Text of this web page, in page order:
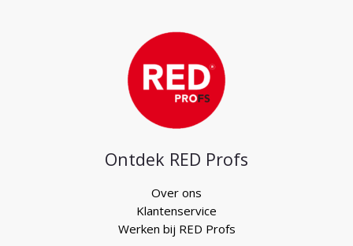
Ontdek RED Profs
Over ons
Klantenservice
Werken bij RED Profs